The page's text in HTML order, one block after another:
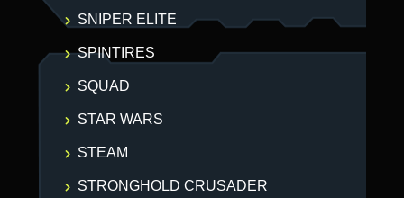
SNIPER ELITE
SPINTIRES
SQUAD
STAR WARS
STEAM
STRONGHOLD CRUSADER